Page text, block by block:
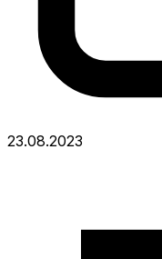
23.08.2023